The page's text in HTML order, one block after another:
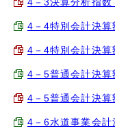
4－3決算分析指数
4－4特別会計決算
4－4特別会計決算
4－5普通会計決算
4－5普通会計決算
4－6水道事業会計